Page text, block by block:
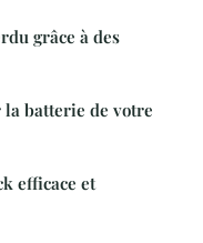
grâce à des
batterie de votre
efficace et